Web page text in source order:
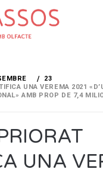
23
UNA VEREMA 2021
AMB PROP DE 7,4
UNA